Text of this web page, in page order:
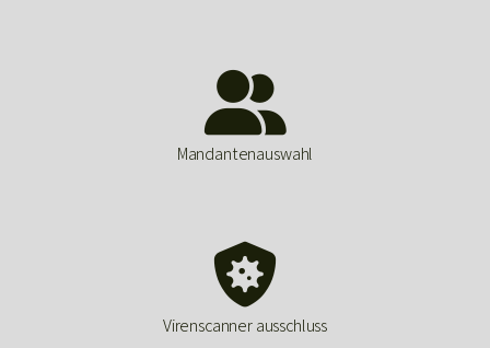

Mandantenauswahl

Virenscanner ausschluss